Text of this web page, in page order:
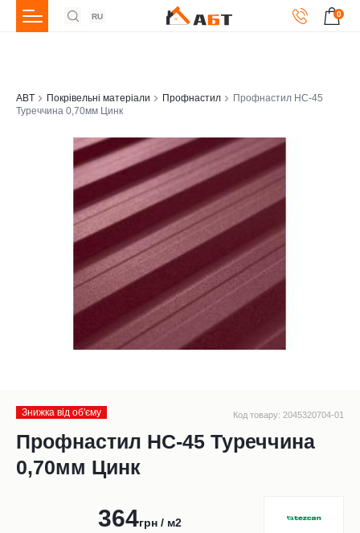
RU 0
ABT Покрівельні матеріали Профнастил
Профнастил НС-45
Туреччина 0,70мм Цинк
Знижка від обʹєму Код товару: 2045320704-01
Профнастил НС-45 Туреччина
0,70мм Цинк
364грн / м2